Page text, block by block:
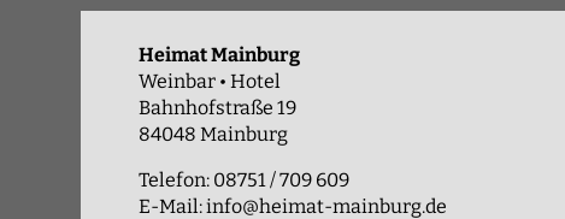
Heimat Mainburg
Weinbar • Hotel
Bahnhofstraße 19
84048 Mainburg
Telefon: 08751 / 709 609
E-Mail:info@heimat-mainburg.de